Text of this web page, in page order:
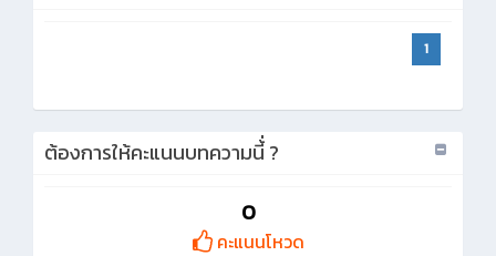
1
ต้องการให้คะแนนบทความนี้่ ?
0
คะแนนโหวด